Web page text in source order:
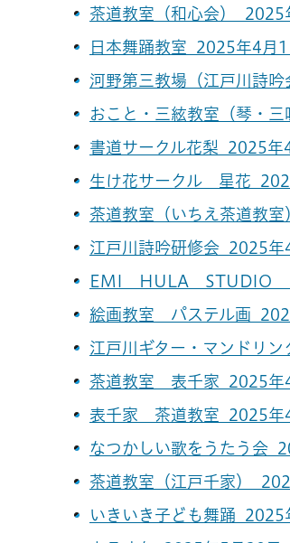
茶道教室（和心会） 2025
日本舞踊教室 2025年4月
河野第三教場（江戸川詩
おこと・三絃教室（琴・
書道サークル花梨 2025年
生け花サークル 星花
茶道教室（いちえ茶道教
江戸川詩吟研修会 2025年
EMI HULA STUDIO フ
絵画教室 パステル画
江戸川ギター・マンドリ
茶道教室 表千家 2025年4
表千家 茶道教室 2025年4
なつかしい歌をうたう会
茶道教室（江戸千家）
いきいき子ども舞踊 2025